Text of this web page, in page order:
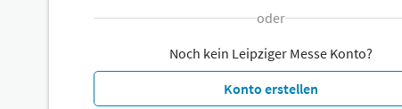
oder
Noch kein Leipziger Messe Konto?
Konto erstellen